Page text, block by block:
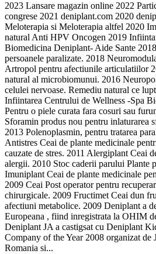
2023 Lansare magazin online 2022
congrese 2021 deniplant.com 2020
Meloterapia si Meloterapia altfel 2020
natural Anti HPV Oncogen 2019
Biomedicina Deniplant- Aide Sante
persoanele paralizate. 2018
Artropol pentru afectiunile articulatiilor
natural al microbiomunui. 2016
celulei nervoase. Remediu natural ce
Infiintarea Centrului de Wellness -Spa
Pentru o piele curata fara cosuri sau
Sforamin produs nou pentru inlaturarea
2013 Polenoplasmin, pentru tratarea
Antistres Ceai de plante medicinale
cauzate de stres. 2011 Alergiplant Ceai
alergii. 2010 Stoc caderii parului Plante
Imuniplant Ceai de plante medicinale
2009 Ceai Post operator pentru
chirurgicale. 2009 Fructimet Ceai dun
afectiuni metabolice. 2009 Deniplant a
Europeana , fiind inregistrata la OHIM
Deniplant JA a castigsat cu Deniplant
Company of the Year 2008 organizat de
Romania si...